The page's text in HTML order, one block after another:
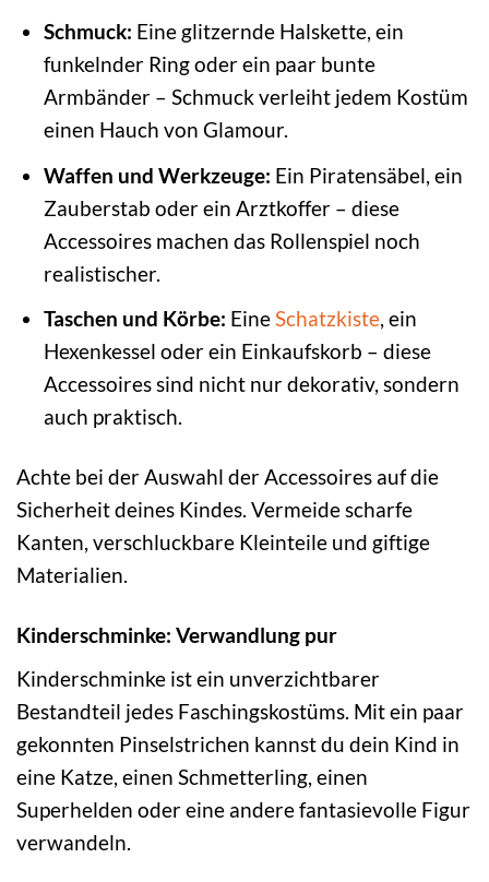
Schmuck: Eine glitzernde Halskette, ein
funkelnder Ring oder ein paar bunte
Armbänder – Schmuck verleiht jedem Kostüm
einen Hauch von Glamour.
Waffen und Werkzeuge: Ein Piratensäbel, ein
Zauberstab oder ein Arztkoffer – diese
Accessoires machen das Rollenspiel noch
realistischer.
Taschen und Körbe: EineSchatzkiste, ein
Hexenkessel oder ein Einkaufskorb – diese
Accessoires sind nicht nur dekorativ, sondern
auch praktisch.
Achte bei der Auswahl der Accessoires auf die
Sicherheit deines Kindes. Vermeide scharfe
Kanten, verschluckbare Kleinteile und giftige
Materialien.
Kinderschminke: Verwandlung pur
Kinderschminke ist ein unverzichtbarer
Bestandteil jedes Faschingskostüms. Mit ein paar
gekonnten Pinselstrichen kannst du dein Kind in
eine Katze, einen Schmetterling, einen
Superhelden oder eine andere fantasievolle Figur
verwandeln.